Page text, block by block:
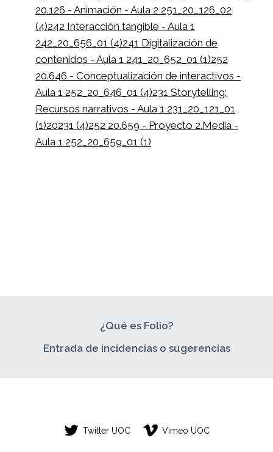
20.126 - Animación - Aula 2 251_20_126_02
(4)242 Interacción tangible - Aula 1
242_20_656_01 (4)241 Digitalización de
contenidos - Aula 1 241_20_652_01 (1)252
20.646 - Conceptualización de interactivos -
Aula 1 252_20_646_01 (4)231 Storytelling:
Recursos narrativos - Aula 1 231_20_121_01
(1)20231 (4)252 20.659 - Proyecto 2.Media -
Aula 1 252_20_659_01 (1)
¿Qué es Folio?
Entrada de incidencias o sugerencias
Twitter UOC Vimeo UOC